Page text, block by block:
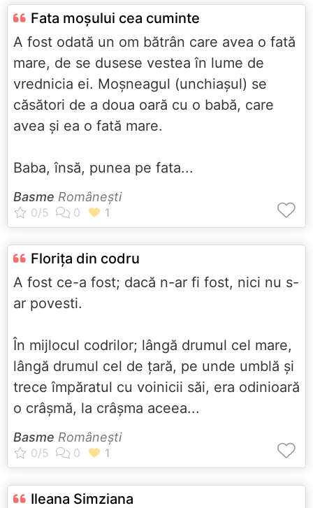
Fata moșului cea cuminte
A fost odată un om bătrân care avea o fată
mare, de se dusese vestea în lume de
vrednicia ei. Moșneagul (unchiașul) se
căsători de a doua oară cu o babă, care
avea și ea o fată mare.
Baba, însă, punea pe fata...
Basme Româneşti
Florița din codru
A fost ce-a fost; dacă n-ar fi fost, nici nu s-
ar povesti.
În mijlocul codrilor; lângă drumul cel mare,
lângă drumul cel de țară, pe unde umblă și
trece împăratul cu voinicii săi, era odinioară
o crâșmă, la crâșma aceea...
Basme Româneşti
Ileana Simziana